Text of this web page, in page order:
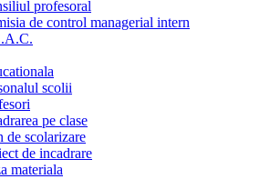
profesoral
de control managerial intern
scolii
pe clase
de scolarizare
de incadrare
materiala